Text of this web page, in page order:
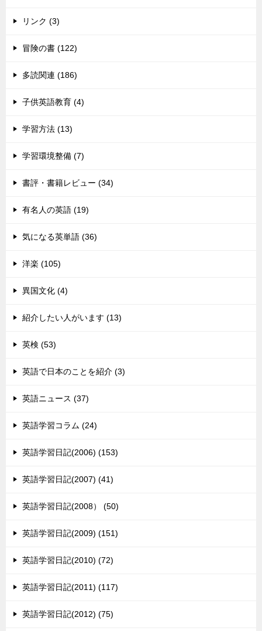
リンク (3)
冒険の書 (122)
多読関連 (186)
子供英語教育 (4)
学習方法 (13)
学習環境整備 (7)
書評・書籍レビュー (34)
有名人の英語 (19)
気になる英単語 (36)
洋楽 (105)
異国文化 (4)
紹介したい人がいます (13)
英検 (53)
英語で日本のことを紹介 (3)
英語ニュース (37)
英語学習コラム (24)
英語学習日記(2006) (153)
英語学習日記(2007) (41)
英語学習日記(2008） (50)
英語学習日記(2009) (151)
英語学習日記(2010) (72)
英語学習日記(2011) (117)
英語学習日記(2012) (75)